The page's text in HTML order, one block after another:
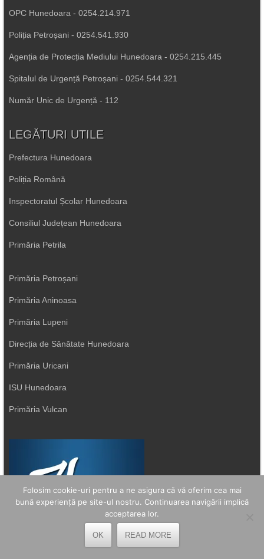
OPC Hunedoara - 0254.214.971
Poliția Petroșani - 0254.541.930
Agenția de Protecția Mediului Hunedoara - 0254.215.445
Spitalul de Urgență Petroșani - 0254.544.321
Număr Unic de Urgență - 112
LEGĂTURI UTILE
Prefectura Hunedoara
Poliția Română
Inspectoratul Școlar Hunedoara
Consiliul Județean Hunedoara
Primăria Petrila
Primăria Petroșani
Primăria Aninoasa
Primăria Lupeni
Direcția de Sănătate Hunedoara
Primăria Uricani
ISU Hunedoara
Primăria Vulcan
Folosim cookie-uri pentru a ne asigura că vă oferim cea mai
bună experiență pe site-ul nostru. Continuarea navigării implică
acceptarea lor.
OK READ MORE